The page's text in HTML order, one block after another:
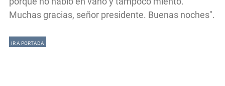
Muchas gracias, señor presidente. Buenas noches".
IR A PORTADA